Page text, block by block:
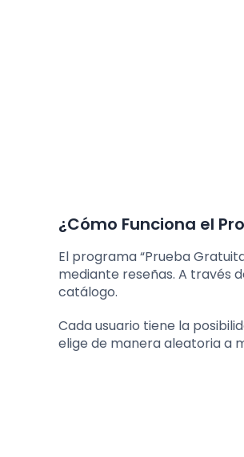
¿Cómo Funciona el
El programa “Prueba
mediante reseñas. A través
catálogo.
Cada usuario tiene la
elige de manera aleatoria a